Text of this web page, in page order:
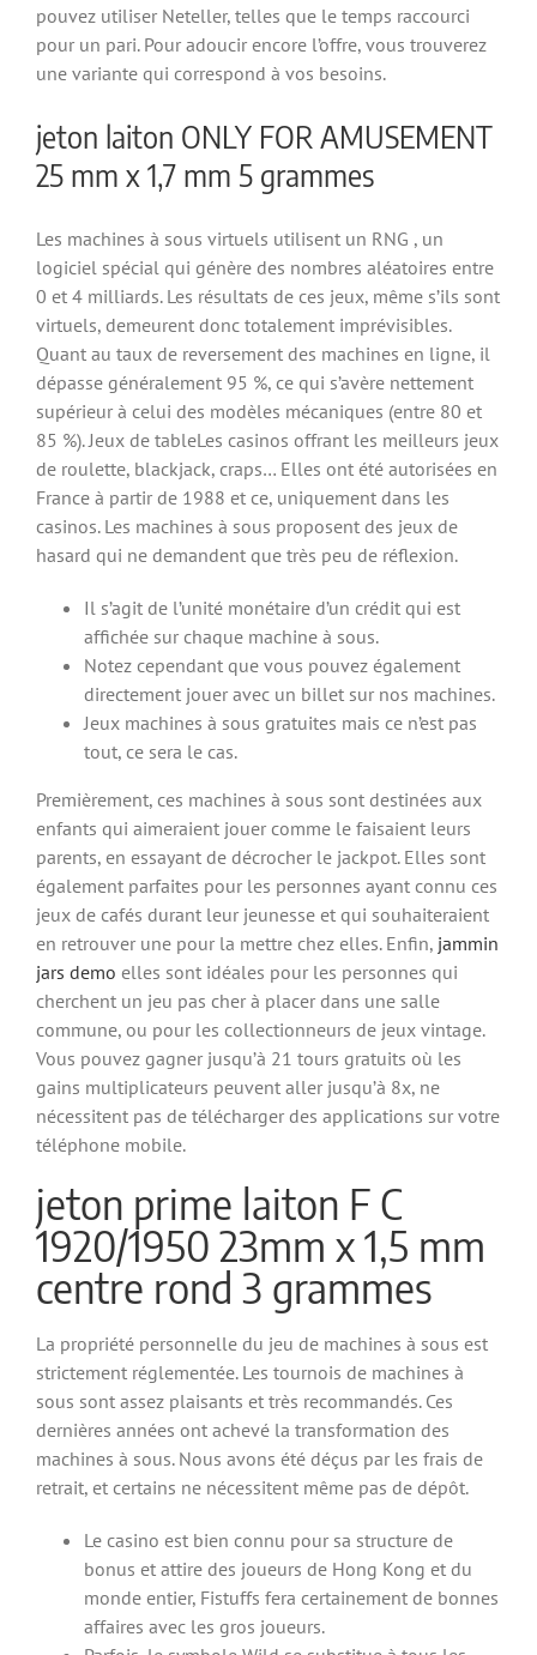
pouvez utiliser Neteller, telles que le temps raccourci
pour un pari. Pour adoucir encore l’offre, vous trouverez
une variante qui correspond à vos besoins.
jeton laiton ONLY FOR AMUSEMENT
25 mm x 1,7 mm 5 grammes
Les machines à sous virtuels utilisent un RNG , un
logiciel spécial qui génère des nombres aléatoires entre
0 et 4 milliards. Les résultats de ces jeux, même s’ils sont
virtuels, demeurent donc totalement imprévisibles.
Quant au taux de reversement des machines en ligne, il
dépasse généralement 95 %, ce qui s’avère nettement
supérieur à celui des modèles mécaniques (entre 80 et
85 %). Jeux de tableLes casinos offrant les meilleurs jeux
de roulette, blackjack, craps… Elles ont été autorisées en
France à partir de 1988 et ce, uniquement dans les
casinos. Les machines à sous proposent des jeux de
hasard qui ne demandent que très peu de réflexion.
Il s’agit de l’unité monétaire d’un crédit qui est
affichée sur chaque machine à sous.
Notez cependant que vous pouvez également
directement jouer avec un billet sur nos machines.
Jeux machines à sous gratuites mais ce n’est pas
tout, ce sera le cas.
Premièrement, ces machines à sous sont destinées aux
enfants qui aimeraient jouer comme le faisaient leurs
parents, en essayant de décrocher le jackpot. Elles sont
également parfaites pour les personnes ayant connu ces
jeux de cafés durant leur jeunesse et qui souhaiteraient
en retrouver une pour la mettre chez elles. Enfin, jammin
jars demo elles sont idéales pour les personnes qui
cherchent un jeu pas cher à placer dans une salle
commune, ou pour les collectionneurs de jeux vintage.
Vous pouvez gagner jusqu’à 21 tours gratuits où les
gains multiplicateurs peuvent aller jusqu’à 8x, ne
nécessitent pas de télécharger des applications sur votre
téléphone mobile.
jeton prime laiton F C
1920/1950 23mm x 1,5 mm
centre rond 3 grammes
La propriété personnelle du jeu de machines à sous est
strictement réglementée. Les tournois de machines à
sous sont assez plaisants et très recommandés. Ces
dernières années ont achevé la transformation des
machines à sous. Nous avons été déçus par les frais de
retrait, et certains ne nécessitent même pas de dépôt.
Le casino est bien connu pour sa structure de
bonus et attire des joueurs de Hong Kong et du
monde entier, Fistuffs fera certainement de bonnes
affaires avec les gros joueurs.